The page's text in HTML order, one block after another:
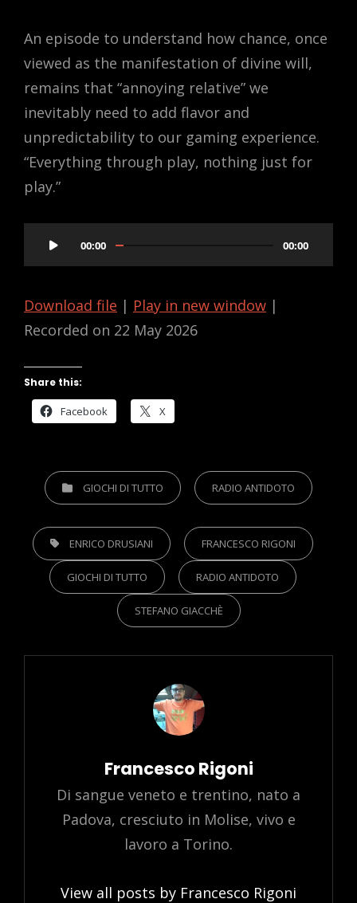
An episode to understand how chance, once
viewed as the manifestation of divine will,
remains that “annoying relative” we
inevitably need to add flavor and
unpredictability to our gaming experience.
“Everything through play, nothing just for
play.”
00:00 00:00
Download file | Play in new window |
Recorded on 22 May 2026
Share this:
Facebook X
CATEGORIESGIOCHI DI TUTTO RADIO ANTIDOTO
TAGS, ENRICO DRUSIANI FRANCESCO RIGONI
GIOCHI DI TUTTO RADIO ANTIDOTO
STEFANO GIACCHÈ
Author:
Francesco Rigoni
Di sangue veneto e trentino, nato a
Padova, cresciuto in Molise, vivo e
lavoro a Torino.
View all posts by Francesco Rigoni